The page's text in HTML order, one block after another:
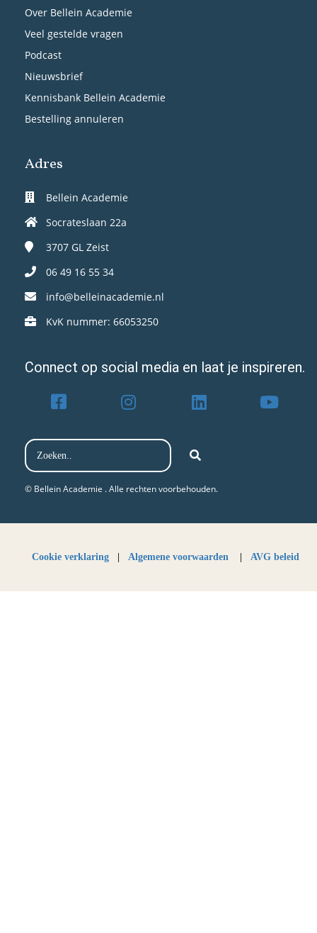
Over Bellein Academie
Veel gestelde vragen
Podcast
Nieuwsbrief
Kennisbank Bellein Academie
Bestelling annuleren
Adres
Bellein Academie
Socrateslaan 22a
3707 GL Zeist
06 49 16 55 34
info@belleinacademie.nl
KvK nummer: 66053250
Connect op social media en laat je inspireren.
© Bellein Academie . Alle rechten voorbehouden.​
Cookie verklaring Algemene voorwaarden AVG beleid